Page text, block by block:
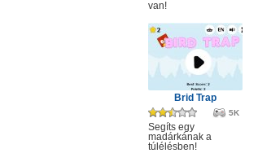
van!
Brid Trap
5K
Segíts egy
madárkának a
túlélésben!